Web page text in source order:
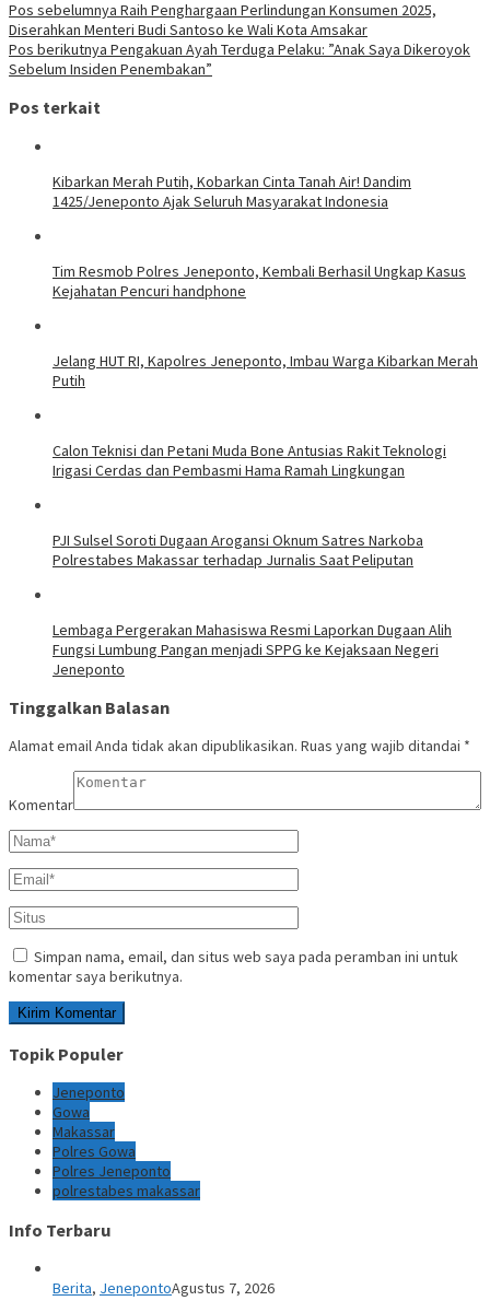
Pos sebelumnya Raih Penghargaan Perlindungan Konsumen 2025,
Diserahkan Menteri Budi Santoso ke Wali Kota Amsakar
Pos berikutnya Pengakuan Ayah Terduga Pelaku: ”Anak Saya Dikeroyok
Sebelum Insiden Penembakan”
Pos terkait
Kibarkan Merah Putih, Kobarkan Cinta Tanah Air! Dandim
1425/Jeneponto Ajak Seluruh Masyarakat Indonesia
Tim Resmob Polres Jeneponto, Kembali Berhasil Ungkap Kasus
Kejahatan Pencuri handphone
Jelang HUT RI, Kapolres Jeneponto, Imbau Warga Kibarkan Merah
Putih
Calon Teknisi dan Petani Muda Bone Antusias Rakit Teknologi
Irigasi Cerdas dan Pembasmi Hama Ramah Lingkungan
PJI Sulsel Soroti Dugaan Arogansi Oknum Satres Narkoba
Polrestabes Makassar terhadap Jurnalis Saat Peliputan
Lembaga Pergerakan Mahasiswa Resmi Laporkan Dugaan Alih
Fungsi Lumbung Pangan menjadi SPPG ke Kejaksaan Negeri
Jeneponto
Tinggalkan Balasan
Alamat email Anda tidak akan dipublikasikan. Ruas yang wajib ditandai *
Komentar
Simpan nama, email, dan situs web saya pada peramban ini untuk
komentar saya berikutnya.
Topik Populer
Jeneponto
Gowa
Makassar
Polres Gowa
Polres Jeneponto
polrestabes makassar
Info Terbaru
Berita, JenepontoAgustus 7, 2026